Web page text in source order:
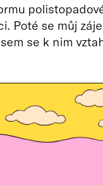
Poté se můj
se k nim